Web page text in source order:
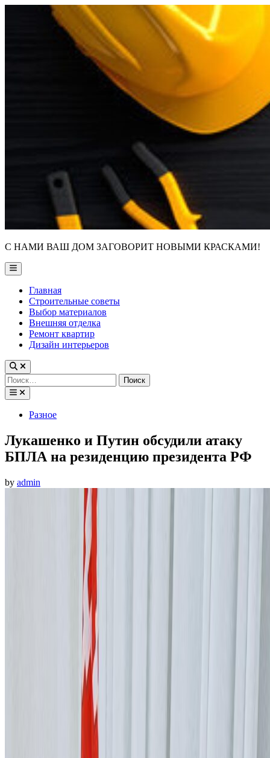
С НАМИ ВАШ ДОМ ЗАГОВОРИТ НОВЫМИ КРАСКАМИ!
Main
Menu
Главная
Строительные советы
Выбор материалов
Внешняя отделка
Ремонт квартир
Дизайн интерьеров
Найти:
PostedРазное
Лукашенко и Путин обсудили атаку
БПЛА на резиденцию президента РФ
by admin